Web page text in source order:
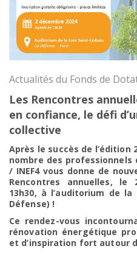
Actualités du Fonds de
Les Rencontres
en confiance, le défi
collective
Après le succès de l’édition
nombre des professionnels
/ INEF4 vous donne de
Rencontres annuelles, le
13h30, à l’auditorium de
Défense) !
Ce rendez-vous
rénovation énergétique
et d’inspiration fort autour